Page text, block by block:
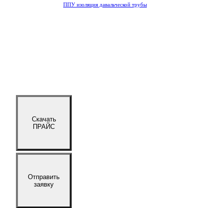
ППУ изоляция давальческой трубы
Скачать
ПРАЙС
Отправить
заявку